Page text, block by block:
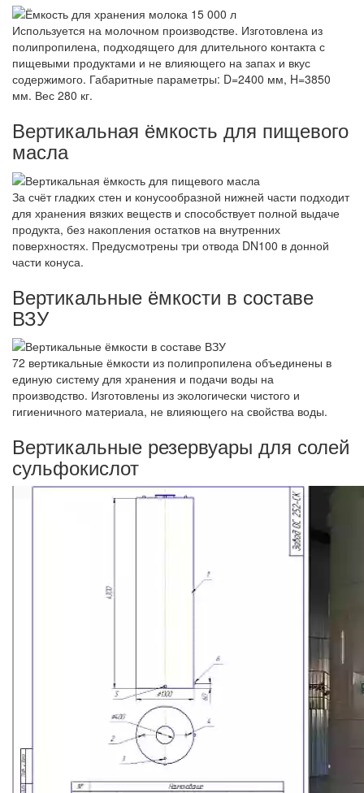
Используется на молочном производстве. Изготовлена из
полипропилена, подходящего для длительного контакта с
пищевыми продуктами и не влияющего на запах и вкус
содержимого. Габаритные параметры: D=2400 мм, H=3850
мм. Вес 280 кг.
Вертикальная ёмкость для пищевого
масла
За счёт гладких стен и конусообразной нижней части подходит
для хранения вязких веществ и способствует полной выдаче
продукта, без накопления остатков на внутренних
поверхностях. Предусмотрены три отвода DN100 в донной
части конуса.
Вертикальные ёмкости в составе
ВЗУ
72 вертикальные ёмкости из полипропилена объединены в
единую систему для хранения и подачи воды на
производство. Изготовлены из экологически чистого и
гигиеничного материала, не влияющего на свойства воды.
Вертикальные резервуары для солей
сульфокислот